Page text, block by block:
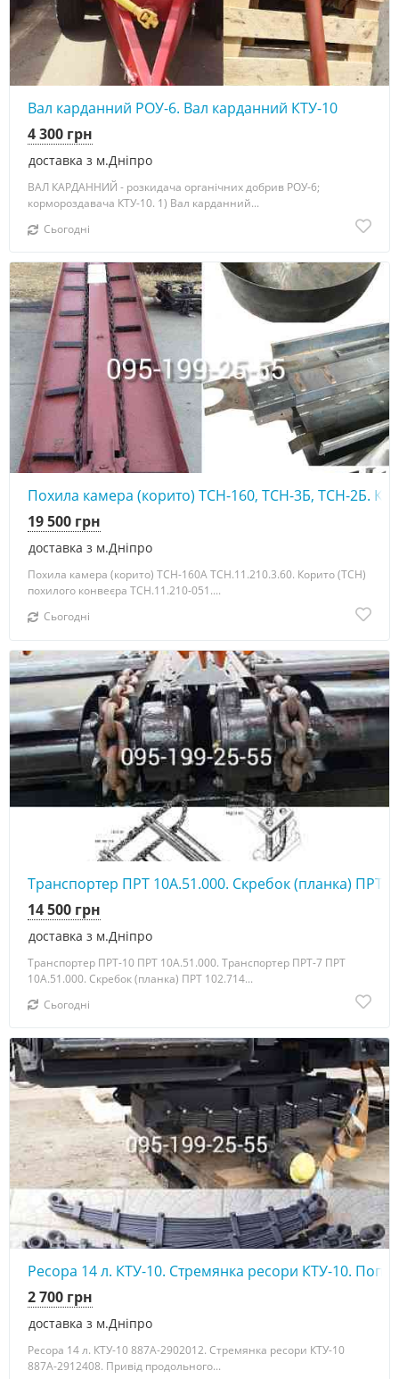
Вал карданний РОУ-6. Вал карданний КТУ-10
доставка з м.Дніпро
4 300 грн
ВАЛ КАРДАННИЙ - розкидача органічних добрив РОУ-6;
кормороздавача КТУ-10. 1) Вал карданний...
Сьогодні
Похила камера (корито) ТСН-160, ТСН-3Б, ТСН-2Б.
доставка з м.Дніпро
19 500 грн
Похила камера (корито) ТСН-160А ТСН.11.210.3.60. Корито (ТСН)
похилого конвеєра ТСН.11.210-051....
Сьогодні
Транспортер ПРТ 10А.51.000. Скребок (планка) ПРТ
доставка з м.Дніпро
14 500 грн
Транспортер ПРТ-10 ПРТ 10А.51.000. Транспортер ПРТ-7 ПРТ
10А.51.000. Скребок (планка) ПРТ 102.714...
Сьогодні
Ресора 14 л. КТУ-10. Стремянка ресори КТУ-10.
доставка з м.Дніпро
2 700 грн
Ресора 14 л. КТУ-10 887А-2902012. Стремянка ресори КТУ-10
887А-2912408. Привід продольного...